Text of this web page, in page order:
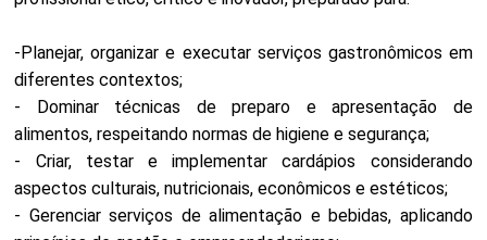
-Planejar, organizar e executar serviços gastronômicos em
diferentes contextos;
- Dominar técnicas de preparo e apresentação de
alimentos, respeitando normas de higiene e segurança;
- Criar, testar e implementar cardápios considerando
aspectos culturais, nutricionais, econômicos e estéticos;
- Gerenciar serviços de alimentação e bebidas, aplicando